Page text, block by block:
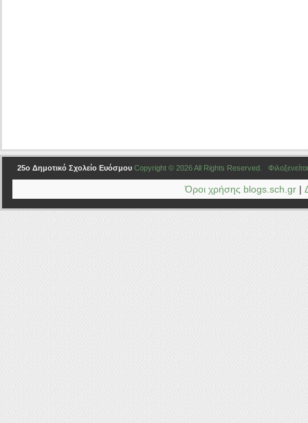
25ο Δημοτικό Σχολείο Ευόσμου Copyright © 2026 All Rights Reserved.
Όροι χρήσης blogs.sch.gr|